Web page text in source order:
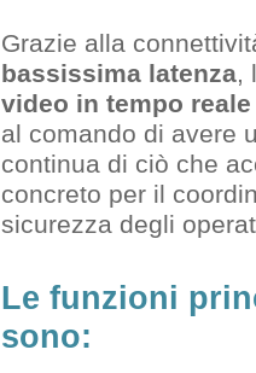
Grazie alla
bassissima latenza,
video in tempo
al comando di avere
continua di ciò che
concreto per il
sicurezza degli
Le funzioni
sono: